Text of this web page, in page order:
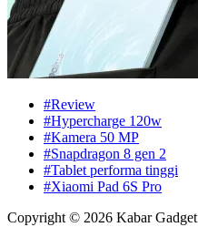
#Review
#Hypercharge 120w
#Kamera 50 MP
#Snapdragon 8 gen 2
#Tablet performa tinggi
#Xiaomi Pad 6S Pro
Copyright © 2026 Kabar Gadget